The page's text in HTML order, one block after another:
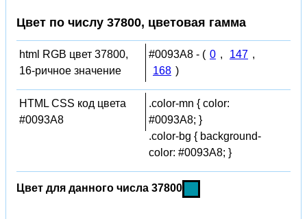
Цвет по числу 37800, цветовая гамма
html RGB цвет 37800,
16-ричное значение
#0093A8 - ( 0 , 147 ,
168 )
HTML CSS код цвета
#0093A8
.color-mn { color:
#0093A8; }
.color-bg { background-
color: #0093A8; }
Цвет для данного числа 37800